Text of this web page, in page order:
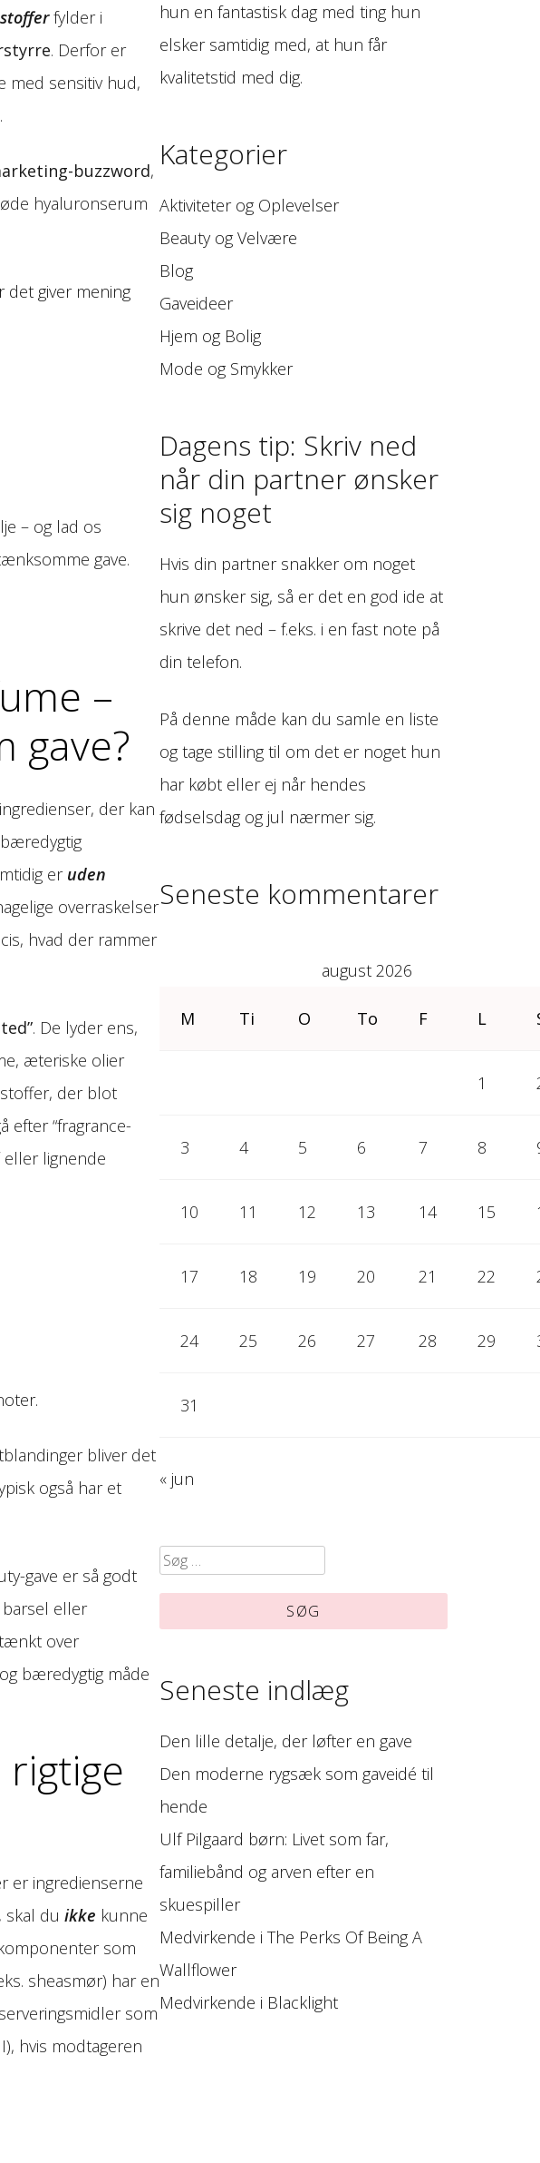
fylder i
. Derfor er
med sensitiv hud,
buzzword,
hyaluronserum
giver mening
– og lad os
gave.
–
gave?
der kan
er uden
overraskelser
hvad der rammer
. De lyder ens,
æteriske olier
der blot
efter “fragrance-
eller lignende
bliver det
også har et
gave er så godt
barsel eller
over
bæredygtig måde
er ingredienserne
skal du ikke kunne
som
sheasmør) har en
som
hvis modtageren
hun en fantastisk dag med ting hun
elsker samtidig med, at hun får
kvalitetstid med dig.
Kategorier
Aktiviteter og Oplevelser
Beauty og Velvære
Blog
Gaveideer
Hjem og Bolig
Mode og Smykker
Dagens tip: Skriv ned
når din partner ønsker
sig noget
Hvis din partner snakker om noget
hun ønsker sig, så er det en god ide at
skrive det ned – f.eks. i en fast note på
din telefon.
På denne måde kan du samle en liste
og tage stilling til om det er noget hun
har købt eller ej når hendes
fødselsdag og jul nærmer sig.
Seneste kommentarer
august 2026
M Ti O To F L
1
3 4 5 6 7 8
10 11 12 13 14 15
17 18 19 20 21 22
24 25 26 27 28 29
31
« jun
Søg
efter:
Seneste indlæg
Den lille detalje, der løfter en gave
Den moderne rygsæk som gaveidé til
hende
Ulf Pilgaard børn: Livet som far,
familiebånd og arven efter en
skuespiller
Medvirkende i The Perks Of Being A
Wallflower
Medvirkende i Blacklight